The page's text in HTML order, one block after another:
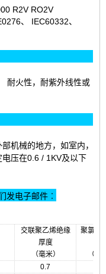
R2V RO2V
、 IEC60332、
︰
耐火性，耐紫外线性或
︰
机械的地方，如室内，
电压在0.6 / 1KV及以下
发电子邮件︰
交联聚乙烯绝缘
厚度
（毫米）
聚氯乙
（毫
0.7